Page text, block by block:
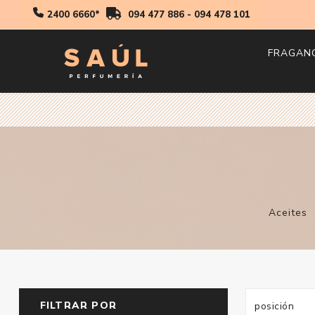
2400 6660* 094 477 886 - 094 478 101
Aceites
FILTRAR POR